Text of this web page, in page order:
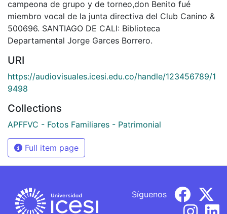
campeona de grupo y de torneo,don Benito fué
miembro vocal de la junta directiva del Club Canino &
500696. SANTIAGO DE CALI: Biblioteca
Departamental Jorge Garces Borrero.
URI
https://audiovisuales.icesi.edu.co/handle/123456789/1
9498
Collections
APFFVC - Fotos Familiares - Patrimonial
Full item page
Síguenos